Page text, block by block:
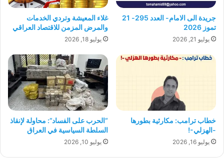
جريدة الى الامام- العدد 295- 21
تموز 2026
يوليو 21, 2026
غلاء المعيشة وتردي الخدمات
والمرض المزمن للاقتصاد العراقي
يوليو 18, 2026
خطاب ترامب: مكارثية بطورها
-الهزلي-!
يوليو 16, 2026
“الحرب على الفساد”: محاولة لإنقاذ
السلطة السياسية في العراق
يوليو 10, 2026